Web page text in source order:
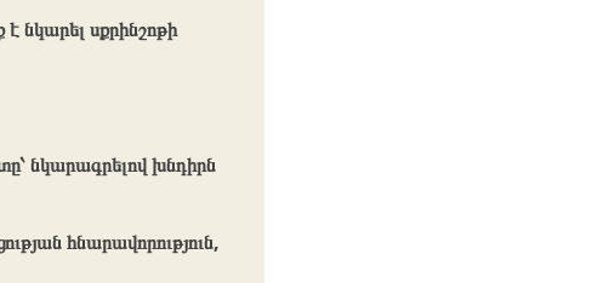
սքրինշոթի
նկարագրելով խնդիրն
հնարավորություն,